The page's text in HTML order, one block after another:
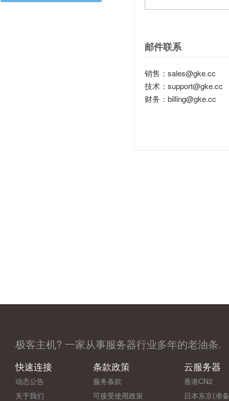
邮件联系
销售：sales@gke.cc
技术：support@gke.cc
财务：billing@gke.cc
极客主机? 一家从事服务器行业多年的老油条.
快速连接
动态公告
关于我们
条款政策
服务条款
可接受使用政策
云服务器
香港CN2
日本东京(准